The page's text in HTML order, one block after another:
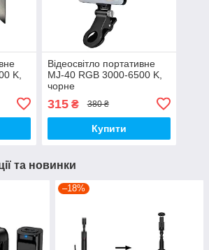
K,
Відеосвітло портативне
MJ-40 RGB 3000-6500 K,
чорне
315₴ 380 ₴
Купити
та новинки
–18%